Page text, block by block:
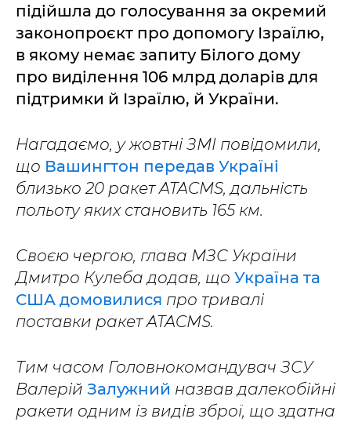
підійшла до голосування за окремий
законопроєкт про допомогу Ізраїлю,
в якому немає запиту Білого дому
про виділення 106 млрд доларів для
підтримки й Ізраїлю, й України.
Нагадаємо, у жовтні ЗМІ повідомили,
що Вашингтон передав Україні
близько 20 ракет ATACMS, дальність
польоту яких становить 165 км.
Своєю чергою, глава МЗС України
Дмитро Кулеба додав, що Україна та
США домовилися про тривалі
поставки ракет ATACMS.
Тим часом Головнокомандувач ЗСУ
Валерій Залужний назвав далекобійні
ракети одним із видів зброї, що здатна